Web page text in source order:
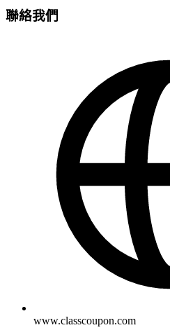
聯絡我們
www.classcoupon.com